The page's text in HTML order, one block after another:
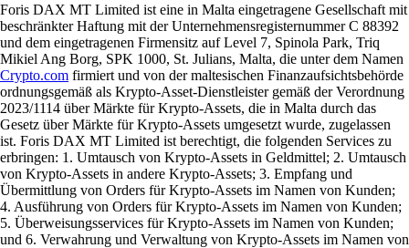
Foris DAX MT Limited ist eine in Malta eingetragene Gesellschaft mit
beschränkter Haftung mit der Unternehmensregisternummer C 88392
und dem eingetragenen Firmensitz auf Level 7, Spinola Park, Triq
Mikiel Ang Borg, SPK 1000, St. Julians, Malta, die unter dem Namen
Crypto.com firmiert und von der maltesischen Finanzaufsichtsbehörde
ordnungsgemäß als Krypto-Asset-Dienstleister gemäß der Verordnung
2023/1114 über Märkte für Krypto-Assets, die in Malta durch das
Gesetz über Märkte für Krypto-Assets umgesetzt wurde, zugelassen
ist. Foris DAX MT Limited ist berechtigt, die folgenden Services zu
erbringen: 1. Umtausch von Krypto-Assets in Geldmittel; 2. Umtausch
von Krypto-Assets in andere Krypto-Assets; 3. Empfang und
Übermittlung von Orders für Krypto-Assets im Namen von Kunden;
4. Ausführung von Orders für Krypto-Assets im Namen von Kunden;
5. Überweisungsservices für Krypto-Assets im Namen von Kunden;
und 6. Verwahrung und Verwaltung von Krypto-Assets im Namen von